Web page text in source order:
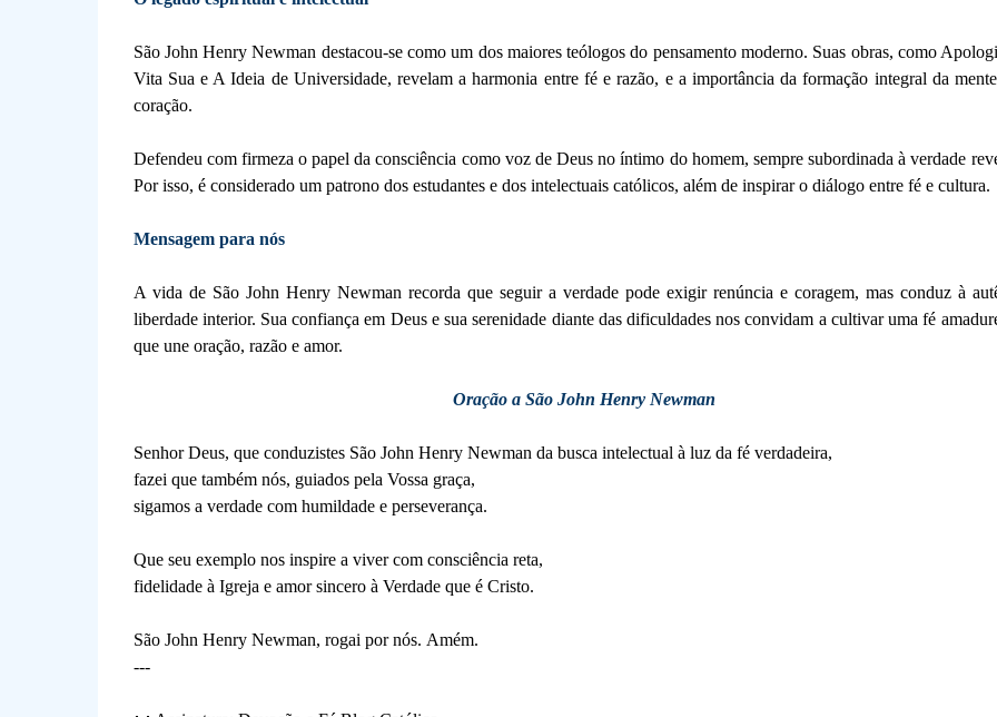
São John Henry Newman destacou-se como um dos maiores teólogos do pensamento moderno. Suas obras, como
Vita Sua e A Ideia de Universidade, revelam a harmonia entre fé e razão, e a importância da formação integral da
coração.
Defendeu com firmeza o papel da consciência como voz de Deus no íntimo do homem, sempre subordinada à verdade
Por isso, é considerado um patrono dos estudantes e dos intelectuais católicos, além de inspirar o diálogo entre fé e cultura.
Mensagem para nós
A vida de São John Henry Newman recorda que seguir a verdade pode exigir renúncia e coragem, mas conduz à
liberdade interior. Sua confiança em Deus e sua serenidade diante das dificuldades nos convidam a cultivar uma fé
que une oração, razão e amor.
Oração a São John Henry Newman
Senhor Deus, que conduzistes São John Henry Newman da busca intelectual à luz da fé verdadeira,
fazei que também nós, guiados pela Vossa graça,
sigamos a verdade com humildade e perseverança.
Que seu exemplo nos inspire a viver com consciência reta,
fidelidade à Igreja e amor sincero à Verdade que é Cristo.
São John Henry Newman, rogai por nós. Amém.
---